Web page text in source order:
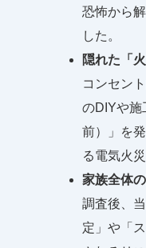
恐怖から
した。
隠れた「
コンセン
のDIYや施
前）」を
る電気火
家族全体
調査後、
定」や「